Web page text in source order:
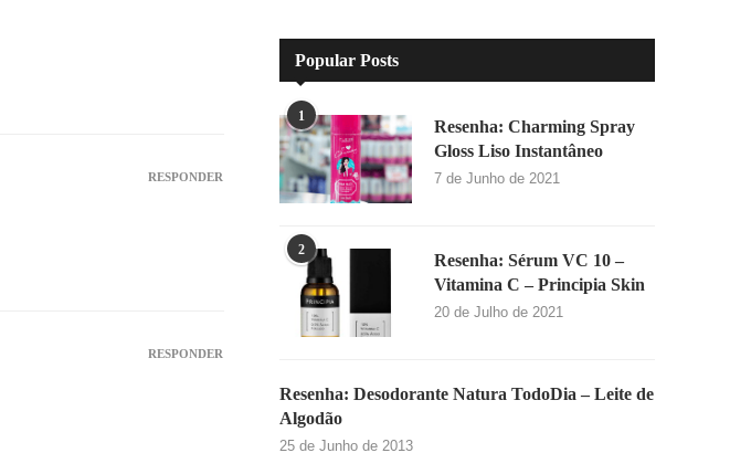
RESPONDER
RESPONDER
Popular Posts
1
Resenha: Charming Spray
Gloss Liso Instantâneo
7 de Junho de 2021
2
Resenha: Sérum VC 10 –
Vitamina C – Principia Skin
20 de Julho de 2021
Resenha: Desodorante Natura TodoDia – Leite de
Algodão
25 de Junho de 2013